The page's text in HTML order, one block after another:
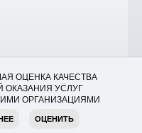
ОЦЕНКА КАЧЕСТВА
ОКАЗАНИЯ УСЛУГ
ОРГАНИЗАЦИЯМИ
ОЦЕНИТЬ